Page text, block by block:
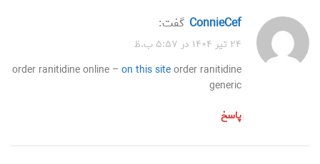
ConnieCef گفت:
۲۴ تیر ۱۴۰۴ در ۵:۵۷ ب.ظ
order ranitidine online – on this siteorder ranitidine
generic
پاسخ